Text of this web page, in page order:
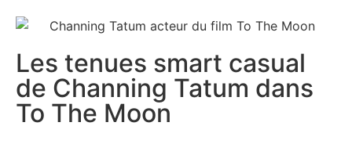
Les tenues smart casual
de Channing Tatum dans
To The Moon